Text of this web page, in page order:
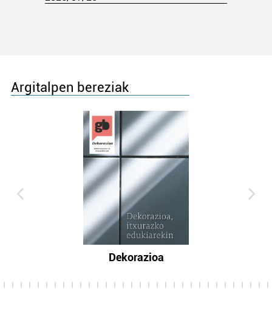
Argitalpen bereziak
Dekorazioa